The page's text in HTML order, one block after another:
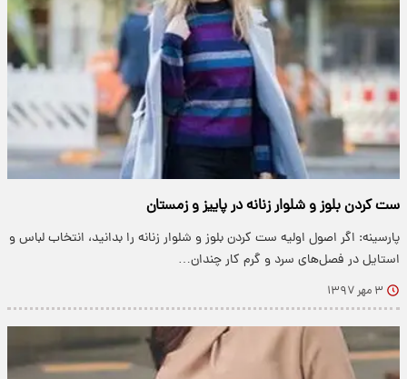
ست کردن بلوز و شلوار زنانه در پاییز و زمستان
پارسینه: اگر اصول اولیه ست کردن بلوز و شلوار زنانه را بدانید، انتخاب لباس و
استایل در فصل‌های سرد و گرم کار چندان…
۳ مهر ۱۳۹۷